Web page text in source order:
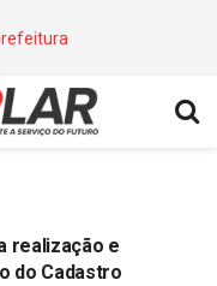
realização e
do Cadastro